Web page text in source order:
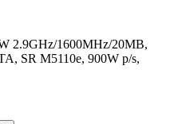
2.9GHz/1600MHz/20MB,
SR M5110e, 900W p/s,